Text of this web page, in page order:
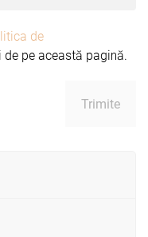
de
de pe această pagină.